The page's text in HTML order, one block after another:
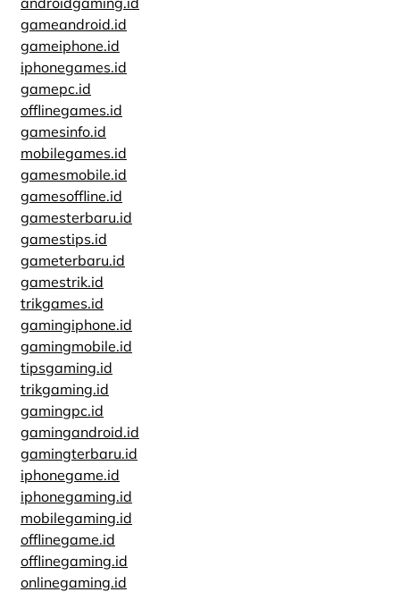
gameandroid.id
gameiphone.id
iphonegames.id
gamepc.id
offlinegames.id
gamesinfo.id
mobilegames.id
gamesmobile.id
gamesoffline.id
gamesterbaru.id
gamestips.id
gameterbaru.id
gamestrik.id
trikgames.id
gamingiphone.id
gamingmobile.id
tipsgaming.id
trikgaming.id
gamingpc.id
gamingandroid.id
gamingterbaru.id
iphonegame.id
iphonegaming.id
mobilegaming.id
offlinegame.id
offlinegaming.id
onlinegaming.id